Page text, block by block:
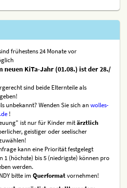
frühestens 24 Monate vor
neuen KiTa-Jahr (01.08.) ist der 28./
sind beide Elternteile als
unbekannt? Wenden Sie sich anwolles-
!
ist nur für Kinder mitärztlich
geistiger oder seelischer
kann eine Priorität festgelegt
1 (höchste) bis 5 (niedrigste) können pro
werden.
bitte im Querformatvornehmen!